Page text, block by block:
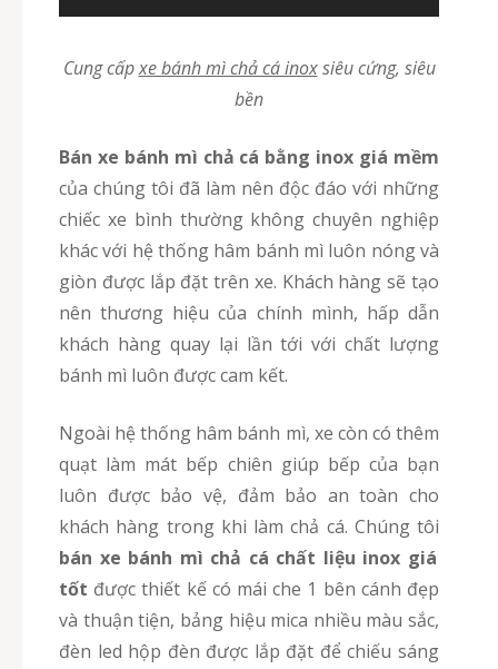
Cung cấpxe bánh mì chả cá inoxsiêu cứng, siêu
bền
Bán xe bánh mì chả cá bằng inox giá mềm
của chúng tôi đã làm nên độc đáo với những
chiếc xe bình thường không chuyên nghiệp
khác với hệ thống hâm bánh mì luôn nóng và
giòn được lắp đặt trên xe. Khách hàng sẽ tạo
nên thương hiệu của chính mình, hấp dẫn
khách hàng quay lại lần tới với chất lượng
bánh mì luôn được cam kết.
Ngoài hệ thống hâm bánh mì, xe còn có thêm
quạt làm mát bếp chiên giúp bếp của bạn
luôn được bảo vệ, đảm bảo an toàn cho
khách hàng trong khi làm chả cá. Chúng tôi
bán xe bánh mì chả cá chất liệu inox giá
tốt được thiết kế có mái che 1 bên cánh đẹp
và thuận tiện, bảng hiệu mica nhiều màu sắc,
đèn led hộp đèn được lắp đặt để chiếu sáng